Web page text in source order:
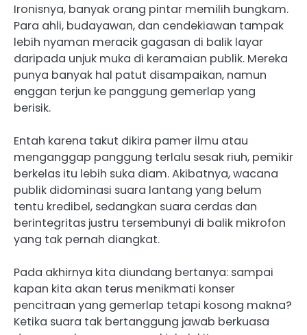
Ironisnya, banyak orang pintar memilih bungkam.
Para ahli, budayawan, dan cendekiawan tampak
lebih nyaman meracik gagasan di balik layar
daripada unjuk muka di keramaian publik. Mereka
punya banyak hal patut disampaikan, namun
enggan terjun ke panggung gemerlap yang
berisik.
Entah karena takut dikira pamer ilmu atau
menganggap panggung terlalu sesak riuh, pemikir
berkelas itu lebih suka diam. Akibatnya, wacana
publik didominasi suara lantang yang belum
tentu kredibel, sedangkan suara cerdas dan
berintegritas justru tersembunyi di balik mikrofon
yang tak pernah diangkat.
Pada akhirnya kita diundang bertanya: sampai
kapan kita akan terus menikmati konser
pencitraan yang gemerlap tetapi kosong makna?
Ketika suara tak bertanggung jawab berkuasa